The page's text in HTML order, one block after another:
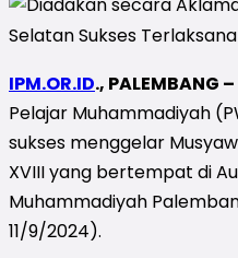
IPM.OR.ID., PALEMBANG –
Pelajar Muhammadiyah
sukses menggelar
XVIII yang bertempat di
Muhammadiyah
11/9/2024).